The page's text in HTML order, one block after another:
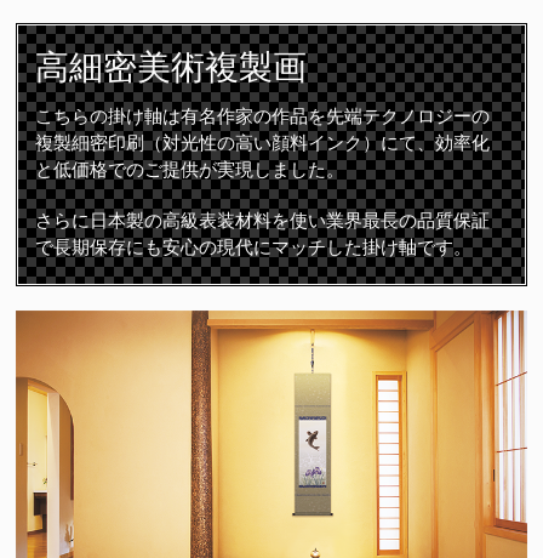
高細密美術複製画
こちらの掛け軸は有名作家の作品を先端テクノロジーの
複製細密印刷（対光性の高い顔料インク）にて、効率化
と低価格でのご提供が実現しました。
さらに日本製の高級表装材料を使い業界最長の品質保証
で長期保存にも安心の現代にマッチした掛け軸です。